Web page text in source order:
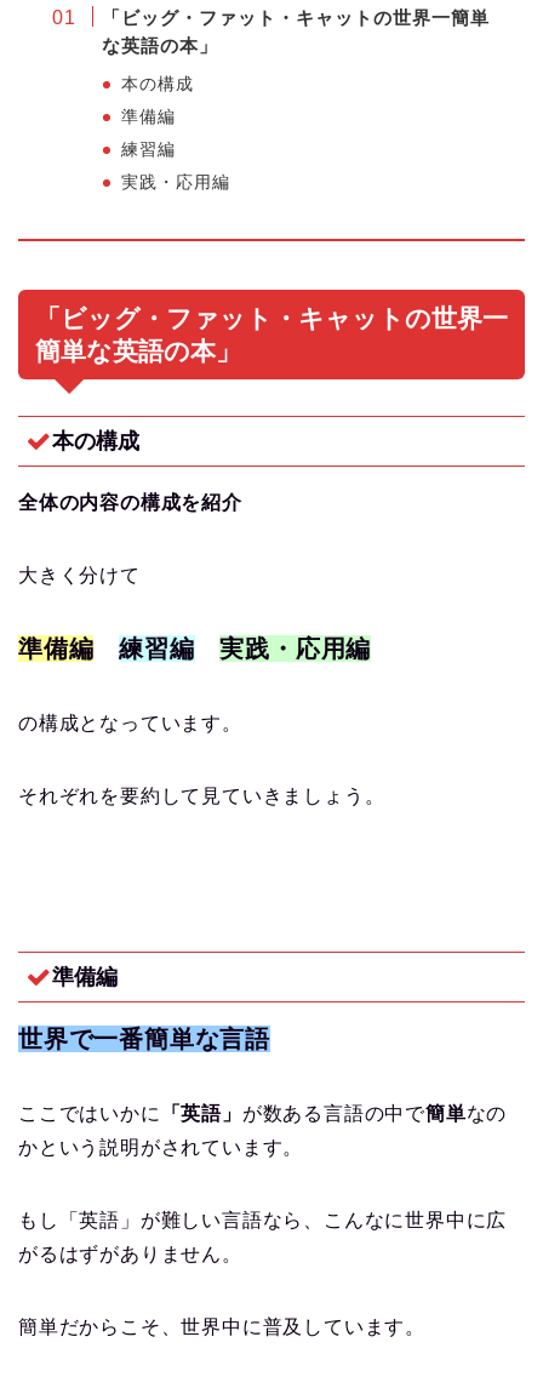
「ビッグ・ファット・キャットの世界一簡単
な英語の本」
本の構成
準備編
練習編
実践・応用編
「ビッグ・ファット・キャットの世界一
簡単な英語の本」
本の構成
全体の内容の構成を紹介
大きく分けて
準備編 練習編 実践・応用編
の構成となっています。
それぞれを要約して見ていきましょう。
準備編
世界で一番簡単な言語
ここではいかに 「英語」 が数ある言語の中で簡単なの
かという説明がされています。
もし「英語」が難しい言語なら、こんなに世界中に広
がるはずがありません。
簡単だからこそ、世界中に普及しています。